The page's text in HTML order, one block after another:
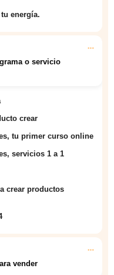
energía.
o servicio
crear
tu primer curso online
servicios 1 a 1
crear productos
vender